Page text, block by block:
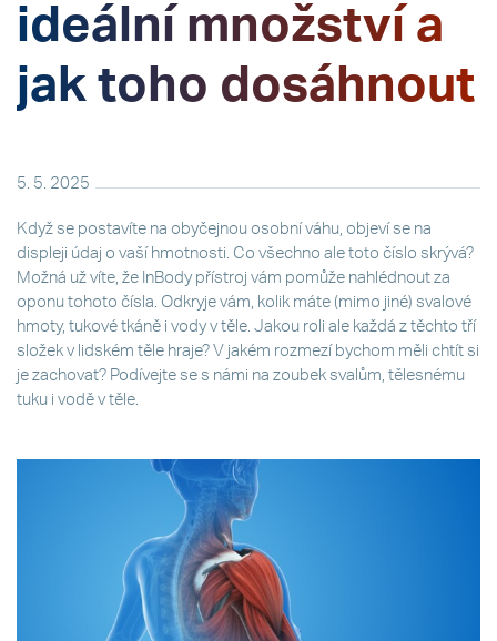
ideální množství a
jak toho dosáhnout
5. 5. 2025
Když se postavíte na obyčejnou osobní váhu, objeví se na
displeji údaj o vaší hmotnosti. Co všechno ale toto číslo skrývá?
Možná už víte, že InBody přístroj vám pomůže nahlédnout za
oponu tohoto čísla. Odkryje vám, kolik máte (mimo jiné) svalové
hmoty, tukové tkáně i vody v těle. Jakou roli ale každá z těchto tří
složek v lidském těle hraje? V jakém rozmezí bychom měli chtít si
je zachovat? Podívejte se s námi na zoubek svalům, tělesnému
tuku i vodě v těle.